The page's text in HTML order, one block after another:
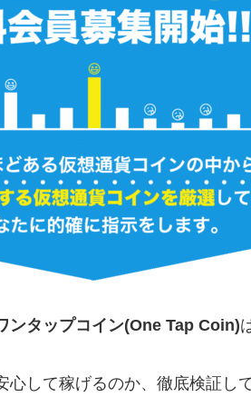
ンタップコイン(One Tap Coin)
心して稼げるのか、徹底検証し